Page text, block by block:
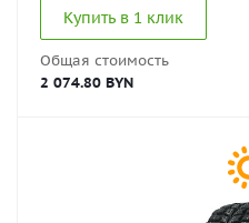
Купить в 1 клик
Общая стоимость
2 074.80 BYN